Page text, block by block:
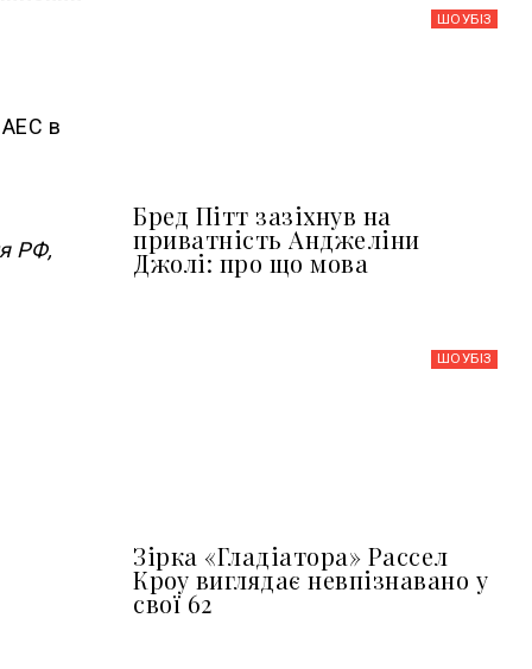
АЕС в
РФ,
ШОУБIЗ
Бред Пітт зазіхнув на
приватність Анджеліни
Джолі: про що мова
ШОУБIЗ
Зірка «Гладіатора» Рассел
Кроу виглядає невпізнавано у
свої 62